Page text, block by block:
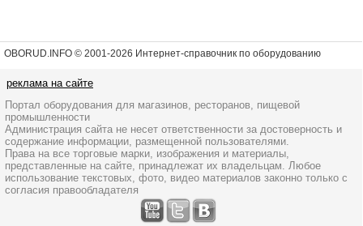
OBORUD.INFO © 2001-2026 Интернет-справочник по оборудованию
реклама на сайте
Портал оборудования для магазинов, ресторанов, пищевой
промышленности
Администрация сайта не несет ответственности за достоверность и
содержание информации, размещенной пользователями.
Права на все торговые марки, изображения и материалы,
представленные на сайте, принадлежат их владельцам. Любое
использование текстовых, фото, видео материалов законно только с
согласия правообладателя